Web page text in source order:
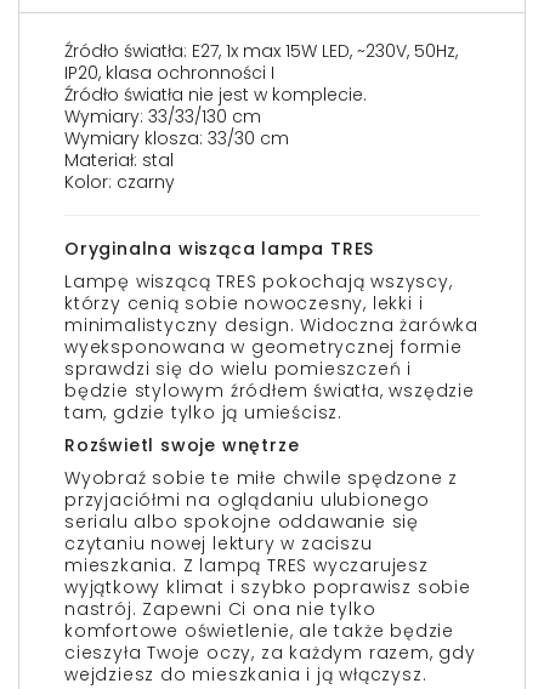
Źródło światła: E27, 1x max 15W LED, ~230V, 50Hz,
IP20, klasa ochronności I
Źródło światła nie jest w komplecie.
Wymiary: 33/33/130 cm
Wymiary klosza: 33/30 cm
Materiał: stal
Kolor: czarny
Oryginalna wisząca lampa TRES
Lampę wiszącą TRES pokochają wszyscy,
którzy cenią sobie nowoczesny, lekki i
minimalistyczny design. Widoczna żarówka
wyeksponowana w geometrycznej formie
sprawdzi się do wielu pomieszczeń i
będzie stylowym źródłem światła, wszędzie
tam, gdzie tylko ją umieścisz.
Rozświetl swoje wnętrze
Wyobraź sobie te miłe chwile spędzone z
przyjaciółmi na oglądaniu ulubionego
serialu albo spokojne oddawanie się
czytaniu nowej lektury w zaciszu
mieszkania. Z lampą TRES wyczarujesz
wyjątkowy klimat i szybko poprawisz sobie
nastrój. Zapewni Ci ona nie tylko
komfortowe oświetlenie, ale także będzie
cieszyła Twoje oczy, za każdym razem, gdy
wejdziesz do mieszkania i ją włączysz.